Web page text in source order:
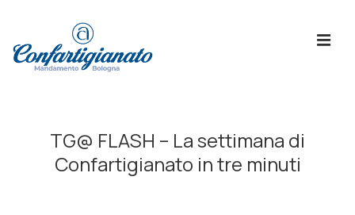
Principale
TG@ FLASH – La settimana di
Confartigianato in tre minuti